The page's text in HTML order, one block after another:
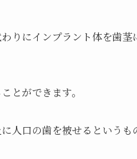
りにインプラント体を歯
とができます。
人口の歯を被せるというも